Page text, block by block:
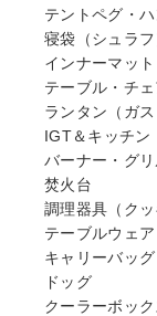
テントペグ・
寝袋（シュラ
インナーマッ
テーブル・チェ
ランタン（ガ
IGT＆キッチン
バーナー・グ
焚火台
調理器具（クッ
テーブルウェア
キャリーバッ
ドッグ
クーラーボック